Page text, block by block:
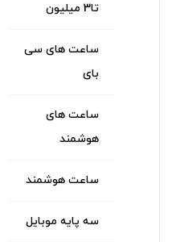
تا3 میلیون
ساعت های سی
بای
ساعت های
هوشمند
ساعت هوشمند
سه پایه موبایل